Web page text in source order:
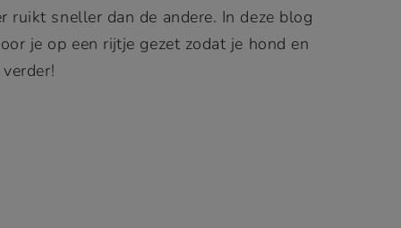
ruikt sneller dan de andere. In deze blog
je op een rijtje gezet zodat je hond en